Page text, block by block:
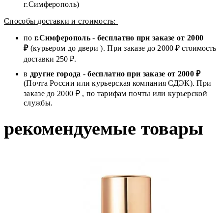
г.Симферополь)
Способы доставки и стоимость:
по г.Симферополь- бесплатно при заказе от 2000
₽(курьером до двери ). При заказе до 2000 ₽ стоимость
доставки 250 ₽.
в другие города -бесплатно при заказе от 2000 ₽
(Почта России или курьерская компания СДЭК). При
заказе до 2000 ₽ , по тарифам почты или курьерской
службы.
рекомендуемые товары